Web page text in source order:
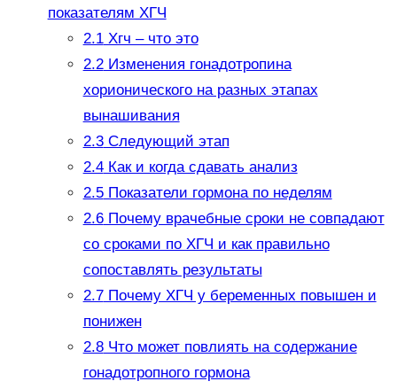
показателям ХГЧ
2.1Хгч – что это
2.2Изменения гонадотропина
хорионического на разных этапах
вынашивания
2.3Следующий этап
2.4Как и когда сдавать анализ
2.5Показатели гормона по неделям
2.6Почему врачебные сроки не совпадают
со сроками по ХГЧ и как правильно
сопоставлять результаты
2.7Почему ХГЧ у беременных повышен и
понижен
2.8Что может повлиять на содержание
гонадотропного гормона